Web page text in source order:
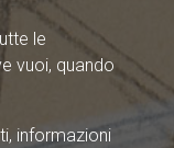
le
vuoi, quando
informazioni